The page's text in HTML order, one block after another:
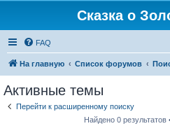
Сказка о
FAQ
На главную Список форумов
Активные темы
Перейти к расширенному поиску
Найдено 0 результатов